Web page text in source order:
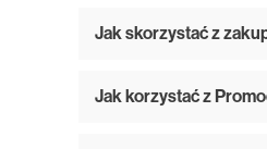
Jak skorzystać z
Jak korzystać z